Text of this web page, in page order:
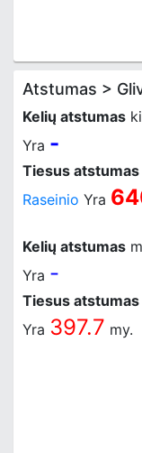
Atstumas >
Kelių atstumas
Yra -
Tiesus
Raseinio Yra
Kelių atstumas
Yra -
Tiesus
Yra 397.7 my.